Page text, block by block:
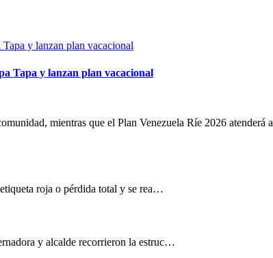
Tapa y lanzan plan vacacional
mientras que el Plan Venezuela Ríe 2026 atenderá a
roja o pérdida total y se rea…
y alcalde recorrieron la estruc…